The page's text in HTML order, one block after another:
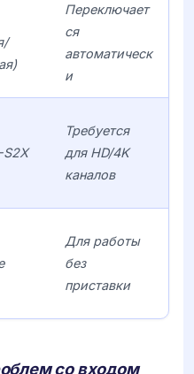
Переключает
ся
автоматическ
и
S2X
Требуется
для HD/4K
каналов
Для работы
без
приставки
со входом